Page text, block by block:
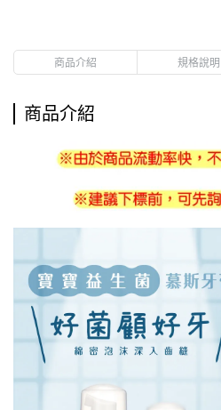
商品介紹 規格說明
商品介紹